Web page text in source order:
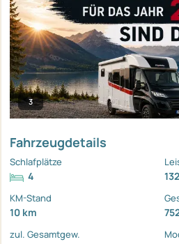
3
Fahrzeugdetails
Schlafplätze
4
KM-Stand
10 km
zul. Gesamtgew.